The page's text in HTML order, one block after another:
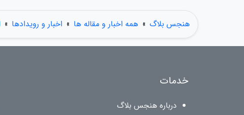
هنجس بلاگ » همه اخبار و مقاله ها » اخبار و رویدادها »
خدمات
درباره هنجس بلاگ